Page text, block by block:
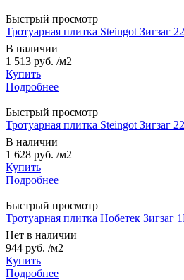
Быстрый просмотр
Тротуарная плитка Steingot Зигзаг
В наличии
1 513 руб. /м2
Купить
Подробнее
Быстрый просмотр
Тротуарная плитка Steingot Зигзаг
В наличии
1 628 руб. /м2
Купить
Подробнее
Быстрый просмотр
Тротуарная плитка Нобетек Зигзаг
Нет в наличии
944 руб. /м2
Купить
Подробнее